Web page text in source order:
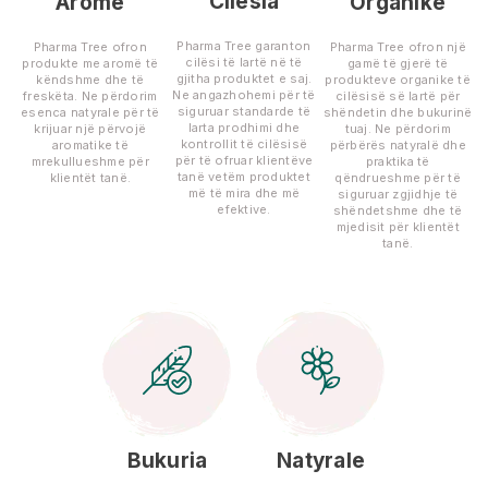
Pharma Tree ofron
produkte me aromë të
këndshme dhe të
freskëta. Ne përdorim
esenca natyrale për të
krijuar një përvojë
aromatike të
mrekullueshme për
klientët tanë.
Pharma Tree garanton
cilësi të lartë në të
gjitha produktet e saj.
Ne angazhohemi për të
siguruar standarde të
larta prodhimi dhe
kontrollit të cilësisë
për të ofruar klientëve
tanë vetëm produktet
më të mira dhe më
efektive.
Pharma Tree ofron një
gamë të gjerë të
produkteve organike të
cilësisë së lartë për
shëndetin dhe bukurinë
tuaj. Ne përdorim
përbërës natyralë dhe
praktika të
qëndrueshme për të
siguruar zgjidhje të
shëndetshme dhe të
mjedisit për klientët
tanë.
Bukuria Natyrale